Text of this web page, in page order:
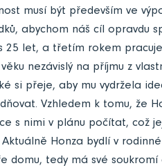
musí být především ve
abychom náš cíl opravdu
25 let, a třetím rokem
nezávislý na příjmu z
si přeje, aby mu vydržela
Vzhledem k tomu, že
s nimi v plánu počítat, což
Honza bydlí v
domu, tedy má své